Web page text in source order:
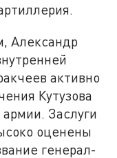
Александр
активно
Кутузова
Заслуги
оценены
генерал-